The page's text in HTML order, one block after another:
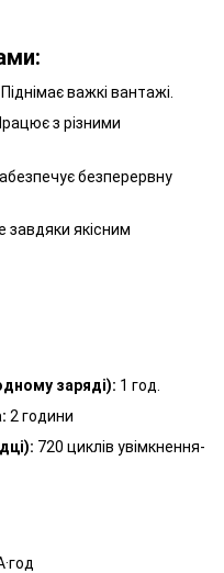
Піднімає важкі вантажі.
з різними
безперервну
якісним
заряді): 1 год.
2 години
720 циклів увімкнення-